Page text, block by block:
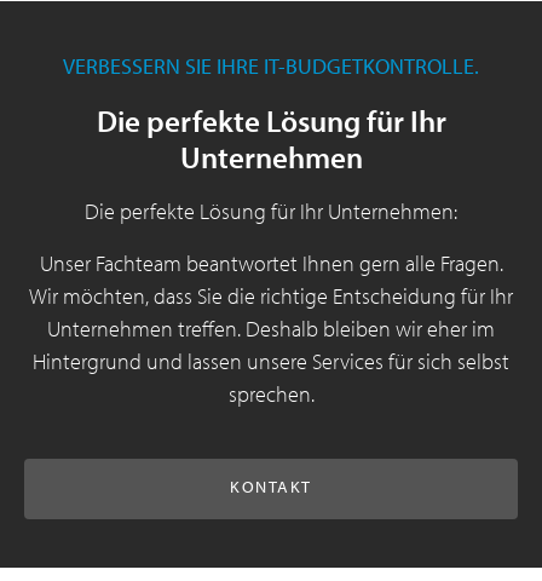
VERBESSERN SIE IHRE IT-BUDGETKONTROLLE.
Die perfekte Lösung für Ihr
Unternehmen
Die perfekte Lösung für Ihr Unternehmen:
Unser Fachteam beantwortet Ihnen gern alle Fragen.
Wir möchten, dass Sie die richtige Entscheidung für Ihr
Unternehmen treffen. Deshalb bleiben wir eher im
Hintergrund und lassen unsere Services für sich selbst
sprechen.
KONTAKT